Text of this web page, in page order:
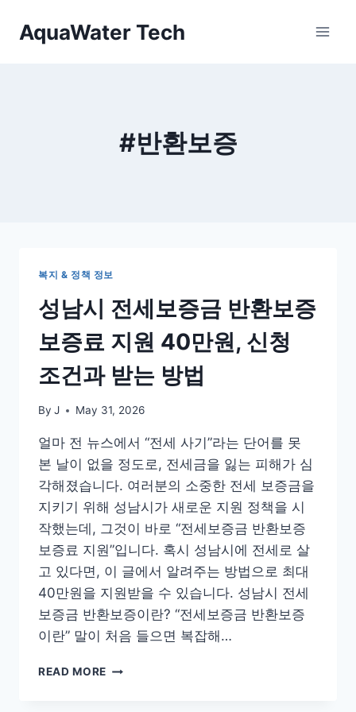
AquaWater Tech
#반환보증
복지 & 정책 정보
성남시 전세보증금 반환보증
보증료 지원 40만원, 신청
조건과 받는 방법
By J May 31, 2026
얼마 전 뉴스에서 “전세 사기”라는 단어를 못
본 날이 없을 정도로, 전세금을 잃는 피해가 심
각해졌습니다. 여러분의 소중한 전세 보증금을
지키기 위해 성남시가 새로운 지원 정책을 시
작했는데, 그것이 바로 “전세보증금 반환보증
보증료 지원”입니다. 혹시 성남시에 전세로 살
고 있다면, 이 글에서 알려주는 방법으로 최대
40만원을 지원받을 수 있습니다. 성남시 전세
보증금 반환보증이란? “전세보증금 반환보증
이란” 말이 처음 들으면 복잡해…
READ MORE 성